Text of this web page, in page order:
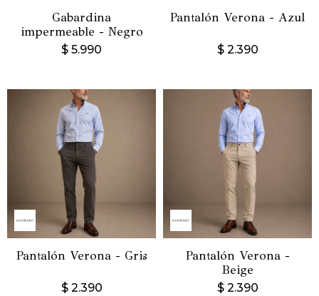
Gabardina
impermeable - Negro
$ 5.990
Pantalón Verona - Azul
$ 2.390
Pantalón Verona - Gris
$ 2.390
Pantalón Verona -
Beige
$ 2.390